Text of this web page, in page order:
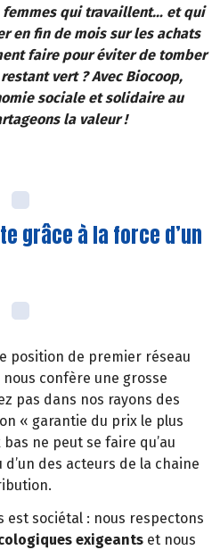
femmes qui travaillent… et qui
en fin de mois sur les achats
faire pour éviter de tomber
vert ? Avec Biocoop,
sociale et solidaire au
la valeur !
grâce à la force d’un
position de premier réseau
confère une grosse
pas dans nos rayons des
« garantie du prix le plus
ne peut se faire qu’au
des acteurs de la chaine
est sociétal : nous respectons
exigeants et nous